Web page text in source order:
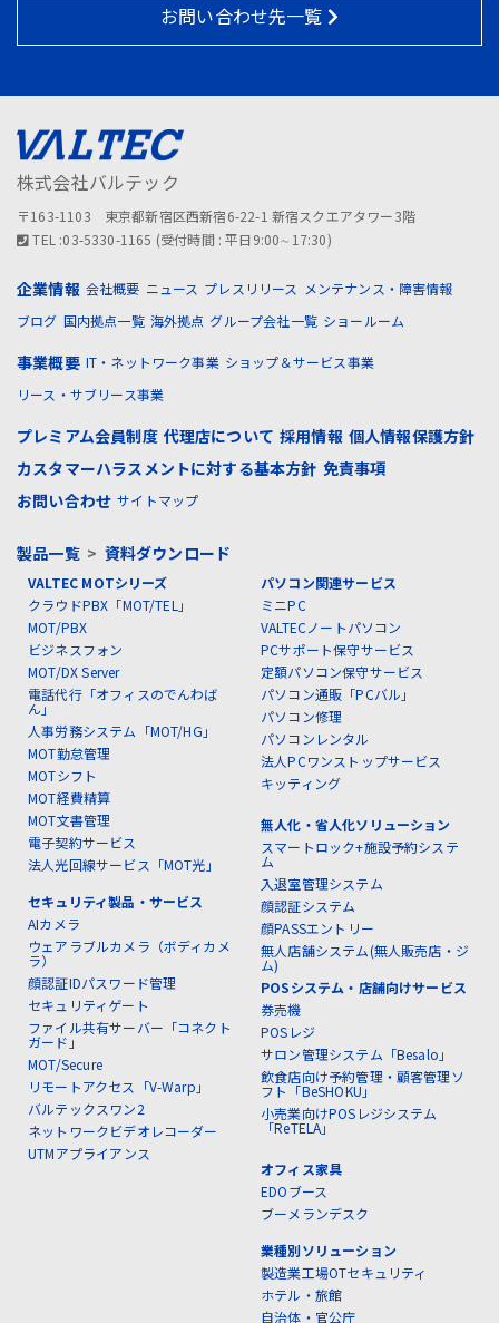
お問い合わせ先一覧
株式会社バルテック
〒163-1103 東京都新宿区西新宿6-22-1 新宿スクエアタワー3階
TEL :03-5330-1165 (受付時間 : 平日9:00∼17:30)
企業情報 会社概要 ニュース プレスリリース メンテナンス・障害情報
ブログ 国内拠点一覧 海外拠点 グループ会社一覧 ショールーム
事業概要 IT・ネットワーク事業 ショップ＆サービス事業
リース・サブリース事業
プレミアム会員制度 代理店について 採用情報 個人情報保護方針
カスタマーハラスメントに対する基本方針 免責事項
お問い合わせ サイトマップ
製品一覧> 資料ダウンロード
VALTEC MOTシリーズ
クラウドPBX「MOT/TEL」
MOT/PBX
ビジネスフォン
MOT/DX Server
電話代行「オフィスのでんわば
ん」
人事労務システム「MOT/HG」
MOT勤怠管理
MOTシフト
MOT経費精算
MOT文書管理
電子契約サービス
法人光回線サービス「MOT光」
セキュリティ製品・サービス
AIカメラ
ウェアラブルカメラ（ボディカメ
ラ）
顔認証IDパスワード管理
セキュリティゲート
ファイル共有サーバー「コネクト
ガード」
MOT/Secure
リモートアクセス「V-Warp」
バルテックスワン2
ネットワークビデオレコーダー
UTMアプライアンス
パソコン関連サービス
ミニPC
VALTECノートパソコン
PCサポート保守サービス
定額パソコン保守サービス
パソコン通販「PCバル」
パソコン修理
パソコンレンタル
法人PCワンストップサービス
キッティング
無人化・省人化ソリューション
スマートロック+施設予約システ
ム
入退室管理システム
顔認証システム
顔PASSエントリー
無人店舗システム(無人販売店・ジ
ム)
POSシステム・店舗向けサービス
券売機
POSレジ
サロン管理システム「Besalo」
飲食店向け予約管理・顧客管理ソ
フト「BeSHOKU」
小売業向けPOSレジシステム
「ReTELA」
オフィス家具
EDOブース
ブーメランデスク
業種別ソリューション
製造業工場OTセキュリティ
ホテル・旅館
自治体・官公庁